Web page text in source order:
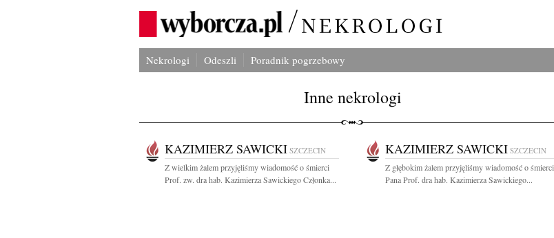
Nekrologi Odeszli Poradnik pogrzebowy
Inne nekrologi
KAZIMIERZ SAWICKI SZCZECIN
Z wielkim żalem przyjęliśmy wiadomość o śmierci
Prof. zw. dra hab. Kazimierza Sawickiego Członka...
KAZIMIERZ SAWICKI SZCZECIN
Z głębokim żalem przyjęliśmy wiadomość o śmierci
Pana Prof. dra hab. Kazimierza Sawickiego...